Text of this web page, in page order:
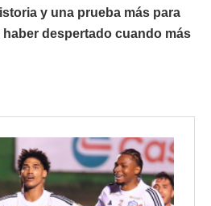
y una prueba más para
despertado cuando más